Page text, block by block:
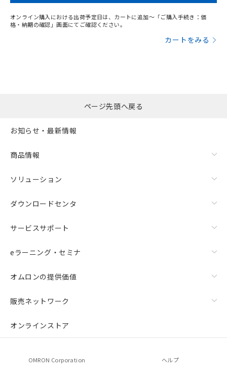
オンライン購入における出荷予定日は、カートに追加～「ご購入手続き：価
格・納期の確認」画面にてご確認ください。
カートをみる
ページ先頭へ戻る
お知らせ・最新情報
商品情報
ソリューション
ダウンロードセンタ
サービスサポート
eラーニング・セミナ
オムロンの提供価値
販売ネットワーク
オンラインストア
OMRON Corporation ヘルプ